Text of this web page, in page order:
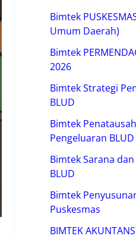
Bimtek
Umum Daerah)
Bimtek
2026
Bimtek Strategi
BLUD
Bimtek
Pengeluaran BLUD
Bimtek Sarana
BLUD
Bimtek
Puskesmas
BIMTEK